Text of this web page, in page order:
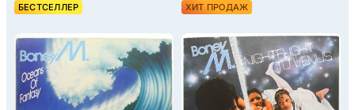
БЕСТСЕЛЛЕР
ХИТ ПРОДАЖ